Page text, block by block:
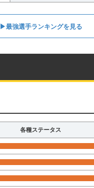
▶︎最強選手ランキングを見る
各種ステータス